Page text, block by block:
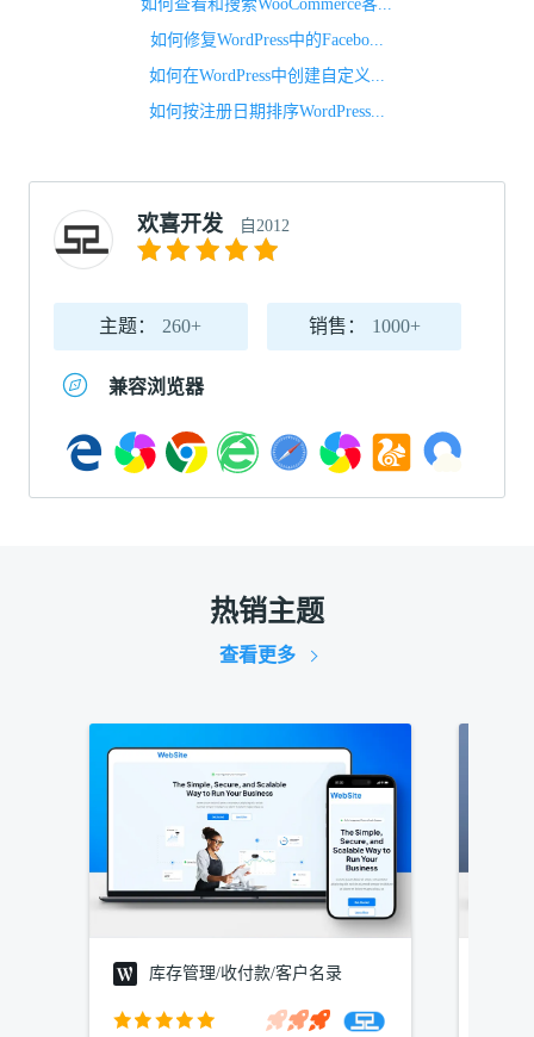
如何查看和搜索WooCommerce客...
如何修复WordPress中的Facebo...
如何在WordPress中创建自定义...
如何按注册日期排序WordPress...
欢喜开发 自2012
主题： 260+ 销售： 1000+
兼容浏览器
热销主题
查看更多
库存管理/收付款/客户名录